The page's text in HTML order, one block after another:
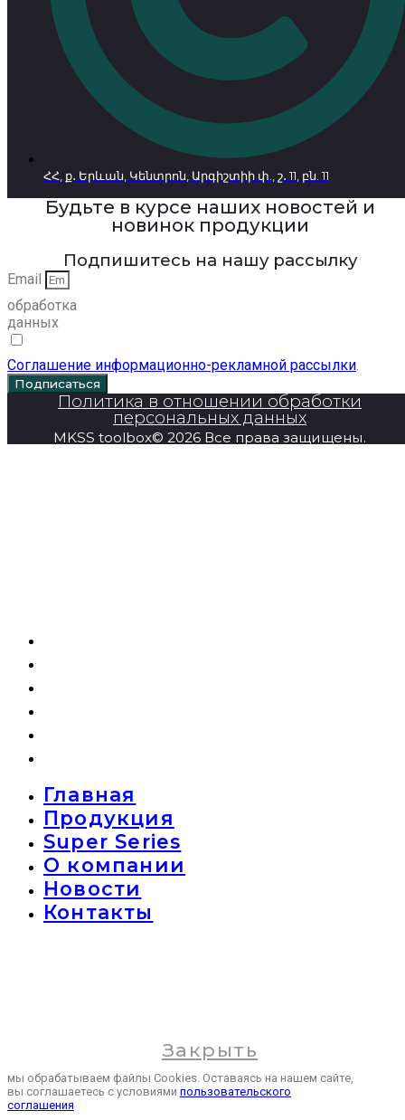
ՀՀ, ք․ Երևան, Կենտրոն, Արգիշտիի փ., շ․ 11, բն. 11
Будьте в курсе наших новостей и
новинок продукции
Подпишитесь на нашу рассылку
Email
обработка
данных
Соглашение информационно-рекламной рассылки.
Подписаться
Политика в отношении обработки
персональных данных
MKSS toolbox© 2026 Все права защищены.
Главная
Продукция
Super Series
О компании
Новости
Контакты
Закрыть
мы обрабатываем файлы Cookies. Оставаясь на нашем сайте,
вы соглашаетесь с условиями пользовательского
соглашения